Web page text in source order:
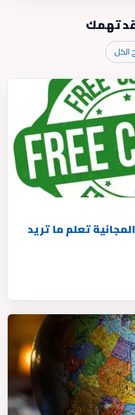
تهمك
الكل
تعلم ما تريد